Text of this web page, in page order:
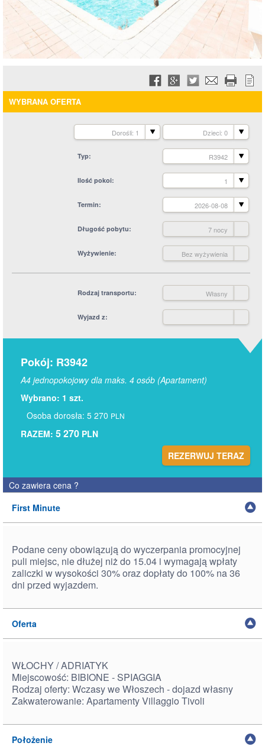
WYBRANA OFERTA
Dorośli: 1 Dzieci: 0
Typ R3942
Ilość pokoi 1
Termin 2026-08-08
Długość pobytu 7 nocy
Wyżywienie Bez wyżywienia
Rodzaj transportu Własny
Wyjazd z
Pokój: R3942
A4 jednopokojowy dla maks. 4 osób (Apartament)
Wybrano: 1 szt.
Osoba dorosła: 5 270 PLN
RAZEM: 5 270 PLN
REZERWUJ TERAZ
Co zawiera cena ?
First Minute
Podane ceny obowiązują do wyczerpania promocyjnej
puli miejsc, nie dłużej niż do 15.04 i wymagają wpłaty
zaliczki w wysokości 30% oraz dopłaty do 100% na 36
dni przed wyjazdem.
Oferta
WŁOCHY / ADRIATYK
Miejscowość: BIBIONE - SPIAGGIA
Rodzaj oferty: Wczasy we Włoszech - dojazd własny
Zakwaterowanie: ApartamentyVillaggio Tivoli
Położenie